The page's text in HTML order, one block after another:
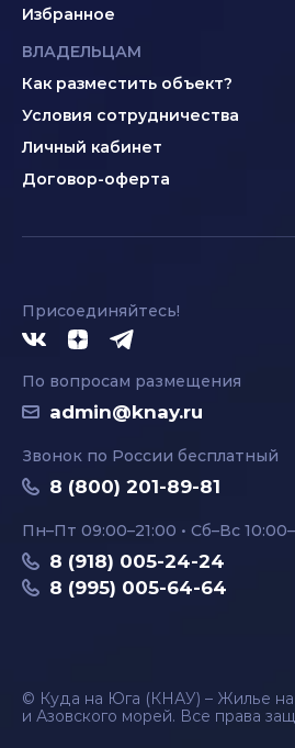
Избранное
ВЛАДЕЛЬЦАМ
Как разместить объект?
Условия сотрудничества
Личный кабинет
Договор-оферта
Присоединяйтесь!
По вопросам размещения
admin@knay.ru
Звонок по России бесплатный
8 (800) 201-89-81
Пн–Пт 09:00–21:00 • Сб–Вс
8 (918) 005-24-24
8 (995) 005-64-64
© Куда на Юга (КНАУ) – Жилье
и Азовского морей. Все права